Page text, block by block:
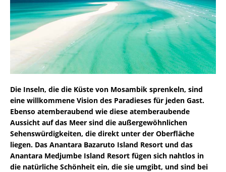
Die Inseln, die die Küste von Mosambik sprenkeln, sind
eine willkommene Vision des Paradieses für jeden Gast.
Ebenso atemberaubend wie diese atemberaubende
Aussicht auf das Meer sind die außergewöhnlichen
Sehenswürdigkeiten, die direkt unter der Oberfläche
liegen. Das Anantara Bazaruto Island Resort und das
Anantara Medjumbe Island Resort fügen sich nahtlos in
die natürliche Schönheit ein, die sie umgibt, und sind bei